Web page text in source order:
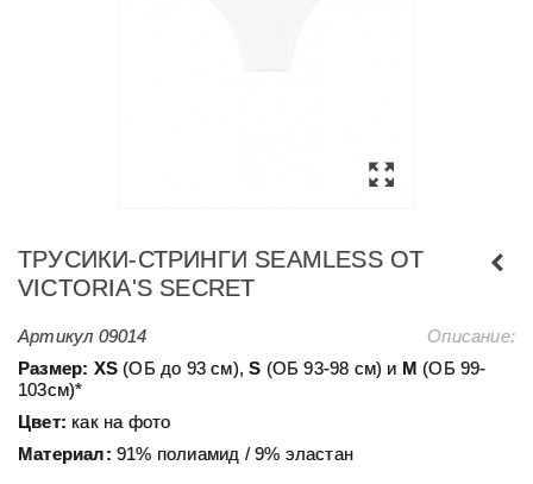
ТРУСИКИ-СТРИНГИ SEAMLESS ОТ
VICTORIA'S SECRET
Артикул 09014
Описание:
Размер: ХS (ОБ до 93 см),S (ОБ 93-98 см) и М (ОБ 99-
103см)*
Цвет: как на фото
Материал: 91% полиамид / 9% эластан